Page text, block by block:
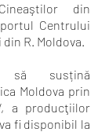
din
Centrului
R. Moldova.
să susțină
Moldova prin
a producţiilor
fi disponibil la